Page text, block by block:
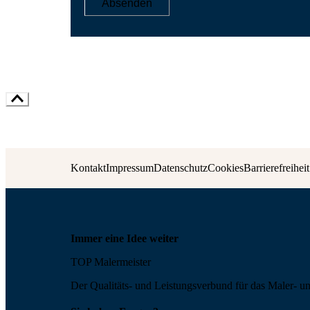
Absenden
KontaktImpressumDatenschutzCookiesBarrierefreiheit
Immer eine Idee weiter
TOP Malermeister
Der Qualitäts- und Leis­tungs­ver­bund für das Maler-